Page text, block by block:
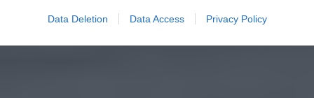
Data Deletion Data Access Privacy Policy